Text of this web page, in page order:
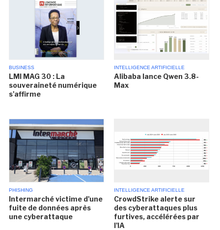
BUSINESS
LMI MAG 30 : La
souveraineté numérique
s'affirme
INTELLIGENCE ARTIFICIELLE
Alibaba lance Qwen 3.8-
Max
PHISHING
Intermarché victime d'une
fuite de données après
une cyberattaque
INTELLIGENCE ARTIFICIELLE
CrowdStrike alerte sur
des cyberattaques plus
furtives, accélérées par
l'IA